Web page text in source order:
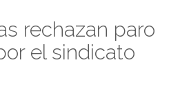
rechazan paro
el sindicato